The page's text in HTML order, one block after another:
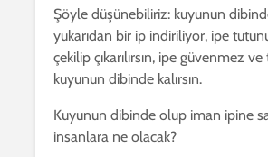
Şöyle düşünebiliriz: kuyunun
yukarıdan bir ip indiriliyor, ipe
çekilip çıkarılırsın, ipe güvenmez
kuyunun dibinde kalırsın.
Kuyunun dibinde olup iman ipine
insanlara ne olacak?